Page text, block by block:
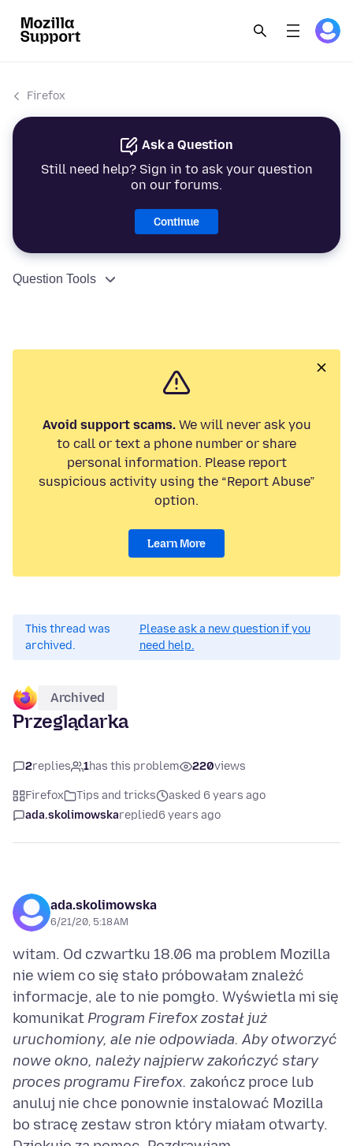
Firefox
Ask a Question
Still need help? Sign in to ask your question
on our forums.
Continue
Question Tools
Avoid support scams.We will never ask you
to call or text a phone number or share
personal information. Please report
suspicious activity using the “Report Abuse”
option.
Learn More
This thread was
archived.
Please ask a new question if you
need help.
Archived
Przeglądarka
2replies 1has this problem 220views
Firefox Tips and tricks
asked 6 years ago
ada.skolimowskareplied6 years ago
ada.skolimowska
6/21/20, 5:18 AM
witam. Od czwartku 18.06 ma problem Mozilla
nie wiem co się stało próbowałam znależć
informacje, ale to nie pomgło. Wyświetla mi się
komunikat Program Firefox został już
uruchomiony, ale nie odpowiada. Aby otworzyć
nowe okno, należy najpierw zakończyć stary
proces programu Firefox. zakończ proce lub
anuluj nie chce ponownie instalować Mozilla
bo stracę zestaw stron który miałam otwarty.